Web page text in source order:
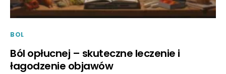
BOL
Ból opłucnej – skuteczne leczenie i
łagodzenie objawów